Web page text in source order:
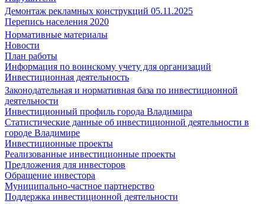
Демонтаж рекламных конструкций 05.11.2025
Перепись населения 2020
Нормативные материалы
Новости
План работы
Информация по воинскому учету для организаций
Инвестиционная деятельность
Законодательная и нормативная база по инвестиционной
деятельности
Инвестиционный профиль города Владимира
Статистические данные об инвестиционной деятельности в
городе Владимире
Инвестиционные проекты
Реализованные инвестиционные проекты
Предложения для инвесторов
Обращение инвестора
Муниципально-частное партнерство
Поддержка инвестиционной деятельности